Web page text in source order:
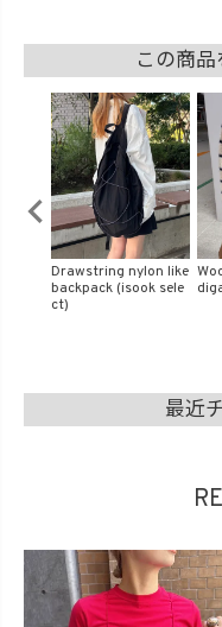
この商
Basic turtle neck (iso
ok select)
最近